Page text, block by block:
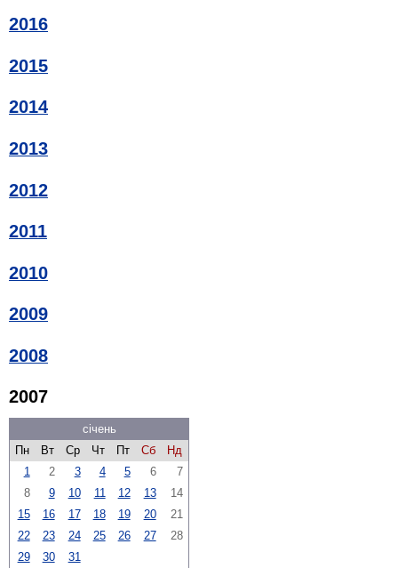
2016
2015
2014
2013
2012
2011
2010
2009
2008
2007
січень
Пн
Вт Ср Чт Пт Сб
Нд
1
2 3 4 5 6
7
8
9 10 11 12 13
14
15
16 17 18 19 20
21
22
23 24 25 26 27
28
29
30 31